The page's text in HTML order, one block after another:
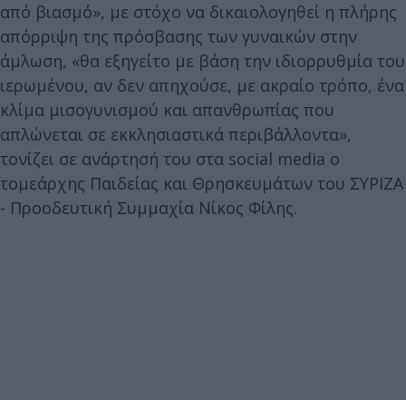
από βιασμό», με στόχο να δικαιολογηθεί η πλήρης
απόρριψη της πρόσβασης των γυναικών στην
άμλωση, «θα εξηγείτο με βάση την ιδιορρυθμία του
ιερωμένου, αν δεν απηχούσε, με ακραίο τρόπο, ένα
κλίμα μισογυνισμού και απανθρωπίας που
απλώνεται σε εκκλησιαστικά περιβάλλοντα»,
τονίζει σε ανάρτησή του στα social media ο
τομεάρχης Παιδείας και Θρησκευμάτων του ΣΥΡΙΖΑ
- Προοδευτική Συμμαχία Νίκος Φίλης.